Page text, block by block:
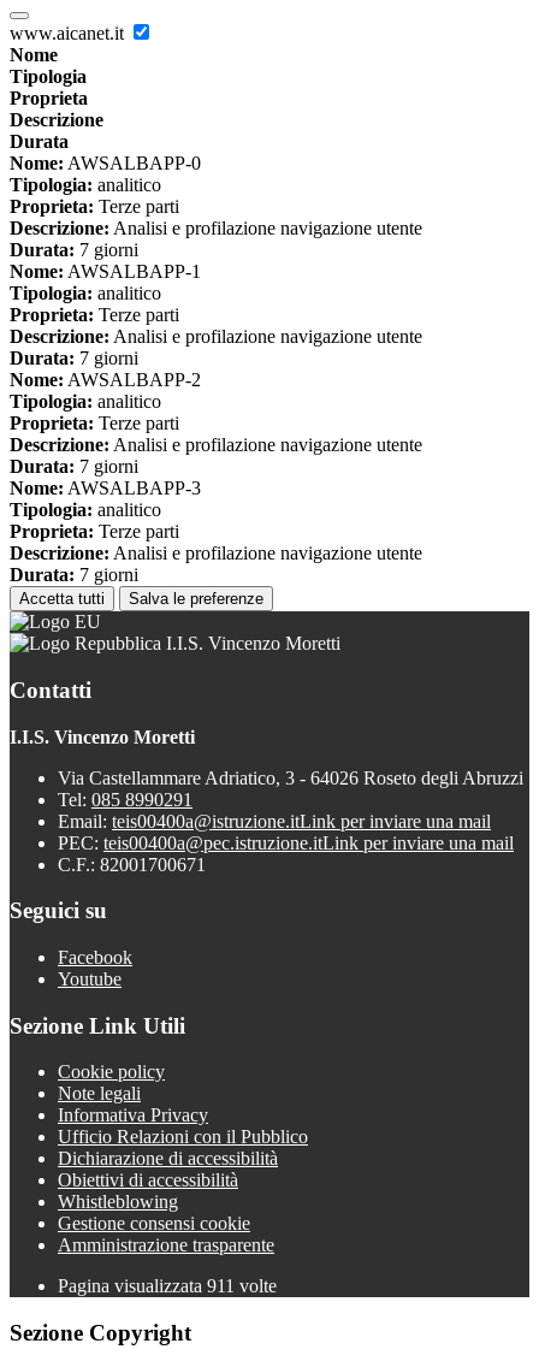
www.aicanet.it
Nome
Tipologia
Proprieta
Descrizione
Durata
Nome: AWSALBAPP-0
Tipologia: analitico
Proprieta: Terze parti
Descrizione: Analisi e profilazione navigazione utente
Durata: 7 giorni
Nome: AWSALBAPP-1
Tipologia: analitico
Proprieta: Terze parti
Descrizione: Analisi e profilazione navigazione utente
Durata: 7 giorni
Nome: AWSALBAPP-2
Tipologia: analitico
Proprieta: Terze parti
Descrizione: Analisi e profilazione navigazione utente
Durata: 7 giorni
Nome: AWSALBAPP-3
Tipologia: analitico
Proprieta: Terze parti
Descrizione: Analisi e profilazione navigazione utente
Durata: 7 giorni
Accetta tutti Salva le preferenze
I.I.S. Vincenzo Moretti
Contatti
I.I.S. Vincenzo Moretti
Via Castellammare Adriatico, 3 - 64026 Roseto degli Abruzzi
Tel: 085 8990291
Email: teis00400a@istruzione.itLink per inviare una mail
PEC: teis00400a@pec.istruzione.itLink per inviare una mail
C.F.: 82001700671
Seguici su
Facebook
Youtube
Sezione Link Utili
Cookie policy
Note legali
Informativa Privacy
Ufficio Relazioni con il Pubblico
Dichiarazione di accessibilità
Obiettivi di accessibilità
Whistleblowing
Gestione consensi cookie
Amministrazione trasparente
Pagina visualizzata 911 volte
Sezione Copyright